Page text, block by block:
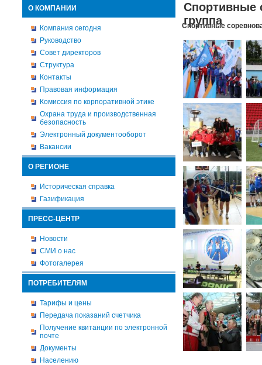
О КОМПАНИИ
Компания сегодня
Руководство
Совет директоров
Структура
Контакты
Правовая информация
Комиссия по корпоративной этике
Охрана труда и производственная
безопасность
Электронный документооборот
Вакансии
О РЕГИОНЕ
Историческая справка
Газификация
ПРЕСС-ЦЕНТР
Новости
СМИ о нас
Фотогалерея
ПОТРЕБИТЕЛЯМ
Тарифы и цены
Передача показаний счетчика
Получение квитанции по электронной
почте
Документы
Населению
Спортивные
группа
Спортивные